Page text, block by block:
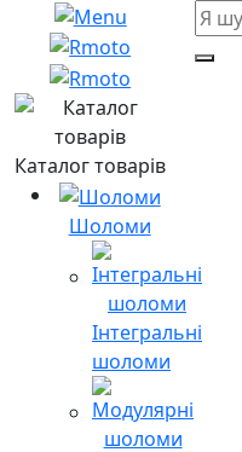
Каталог товарів
Шоломи
Інтегральні
шоломи